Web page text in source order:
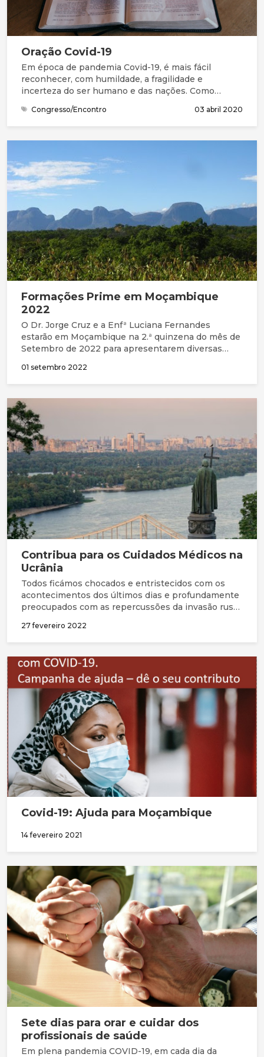
Oração Covid-19
Em época de pandemia Covid-19, é mais fácil
reconhecer, com humildade, a fragilidade e
incerteza do ser humano e das nações. Como
imerecido) e de perdão para entrar na presença do
Deus Santo. Na Bíblia, compreendemos que este
Ele, a compreender melhor quem Ele é, a
apresentar as nossas necessidades e
preocupações, a ouvir a Sua mensagem e
responder, acertando os nossos passos com a Sua
vontade.
Congresso/Encontro 03 abril 2020
Formações Prime em Moçambique
2022
O Dr. Jorge Cruz e a Enfª Luciana Fernandes
estarão em Moçambique na 2.ª quinzena do mês de
Setembro de 2022 para apresentarem diversas
saúde no âmbito da colaboração com a PRIME -
Partnerships in Medical Education, dirigido a
profissionais de saúde.
01 setembro 2022
Contribua para os Cuidados Médicos na
Ucrânia
Todos ficámos chocados e entristecidos com os
acontecimentos dos últimos dias e profundamente
preocupados com as repercussões da invasão russa
mas também para outros países que possam ser
arrastados para esta crise.
27 fevereiro 2022
Covid-19: Ajuda para Moçambique
14 fevereiro 2021
Sete dias para orar e cuidar dos
profissionais de saúde
Em plena pandemia COVID-19, em cada dia da